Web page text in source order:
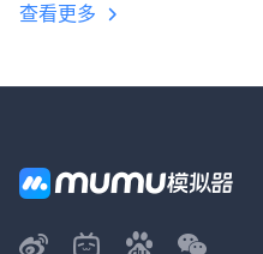
查看更多